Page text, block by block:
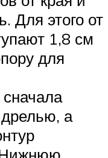
Для этого от
1,8 см
для
а